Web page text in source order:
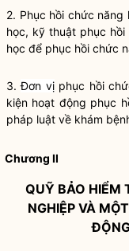
2. Phục hồi chức
học, kỹ thuật phục
học để phục hồi chức
3.Đơn vịphục hồi
kiện hoạt động phục
pháp luật về khám
Chương II
QUỸ BẢO HIỂM
NGHIỆP VÀ